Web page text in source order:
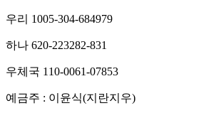
우리 1005-304-684979
하나 620-223282-831
우체국 110-0061-07853
예금주 : 이윤식(지란지우)